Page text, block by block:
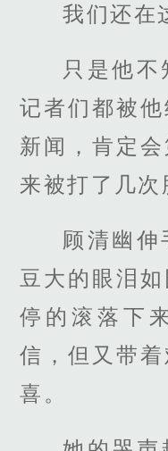
我们还在
只是他不
记者们都被
新闻，肯定
来被打了几次
顾清幽伸
豆大的眼泪
停的滚落下
信，但又带
喜。